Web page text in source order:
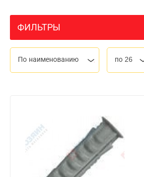
ФИЛЬТРЫ
По наименованию по 26